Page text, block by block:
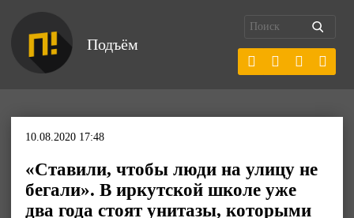
Подъём
10.08.2020 17:48
«Ставили, чтобы люди на улицу не
бегали». В иркутской школе уже
два года стоят унитазы, которыми